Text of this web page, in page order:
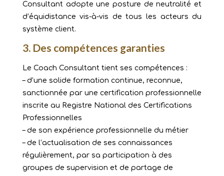
Consultant adopte une posture de neutralité et
d’équidistance vis-à-vis de tous les acteurs du
système client.
3. Des compétences garanties
Le Coach Consultant tient ses compétences :
– d’une solide formation continue, reconnue,
sanctionnée par une certification professionnelle
inscrite au Registre National des Certifications
Professionnelles
– de son expérience professionnelle du métier
– de l’actualisation de ses connaissances
régulièrement, par sa participation à des
groupes de supervision et de partage de